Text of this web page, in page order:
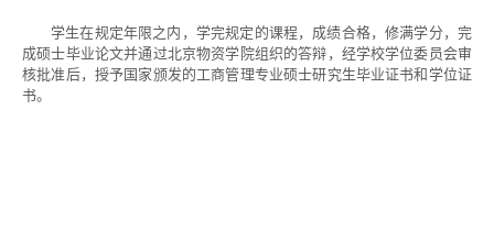
学生在规定年限之内，学完规定的课程，成绩合格，修满学分，完
成硕士毕业论文并通过北京物资学院组织的答辩，经学校学位委员会审
核批准后，授予国家颁发的工商管理专业硕士研究生毕业证书和学位证
书。